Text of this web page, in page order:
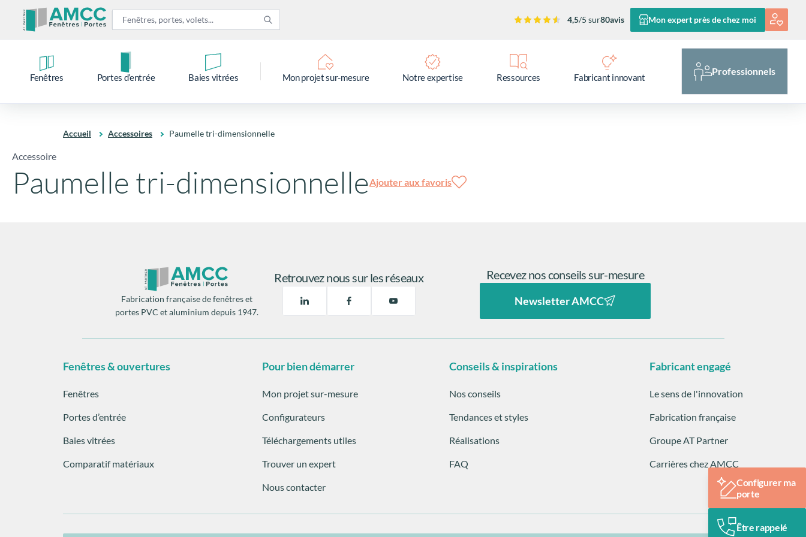
4,5/5 sur80avis Mon expert près de chez moi
Fenêtres Portes d’entrée Baies vitrées Mon projet sur-mesure Notre expertise Ressources Fabricant innovant
Professionnels
Accueil Accessoires Paumelle tri-dimensionnelle
Accessoire
Paumelle tri-dimensionnelleAjouter aux favoris
Fabrication française de fenêtres et
portes PVC et aluminium depuis 1947.
Retrouvez nous sur les réseaux Recevez nos conseils sur-mesure
Newsletter AMCC
Fenêtres & ouvertures
Fenêtres
Portes d’entrée
Baies vitrées
Comparatif matériaux
Pour bien démarrer
Mon projet sur-mesure
Configurateurs
Téléchargements utiles
Trouver un expert
Nous contacter
Conseils & inspirations
Nos conseils
Tendances et styles
Réalisations
FAQ
Fabricant engagé
Le sens de l'innovation
Fabrication française
Groupe AT Partner
Carrières chez AMCC
Configurer ma
porte
Être rappelé